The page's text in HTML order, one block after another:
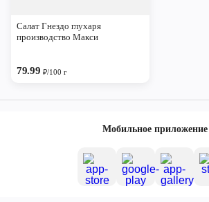
Салат Гнездо глухаря
производство Макси
79.99₽/100 г
Мобильное приложение